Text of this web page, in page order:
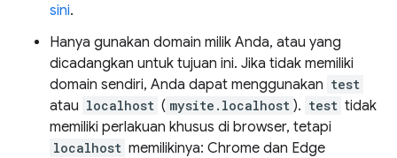
sini.
Hanya gunakan domain milik Anda, atau yang
dicadangkan untuk tujuan ini. Jika tidak memiliki
domain sendiri, Anda dapat menggunakan test
atau localhost ( mysite.localhost ). test tidak
memiliki perlakuan khusus di browser, tetapi
localhost memilikinya: Chrome dan Edge